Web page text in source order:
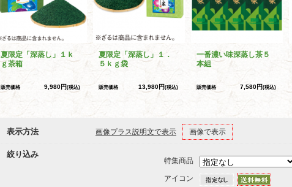
夏限定「深蒸し」１ｋ
ｇ茶箱
販売価格 9,980円(税込)
夏限定「深蒸し」１．
５ｋｇ袋
販売価格 13,980円(税込)
一番濃い味深蒸し茶５
本組
販売価格 7,580円(税込)
表示方法 画像プラス説明文で表示 画像で表示
絞り込み
特集商品
アイコン